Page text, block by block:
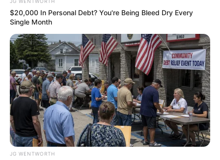
10 Incredible FIFA 2026 Facts You Probably Missed
BRAINBERRIES
$20,000 In Personal Debt? You're Being Bleed Dry Every
Single Month
JG WENTWORTH